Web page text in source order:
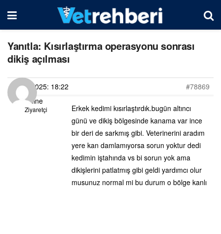
Yanıtla: Kısırlaştırma operasyonu sonrası
dikiş açılması
11/04/2025: 18:22
#78869
Emine
Ziyaretçi
Erkek kedimi kısırlaştırdık.bugün altıncı
günü ve dikiş bölgesinde kanama var ince
bir deri de sarkmış gibi. Veterinerini aradım
yere kan damlamıyorsa sorun yoktur dedi
kedimin iştahında vs bi sorun yok ama
dikişlerini patlatmış gibi geldi yardımcı olur
musunuz normal mi bu durum o bölge kanlı